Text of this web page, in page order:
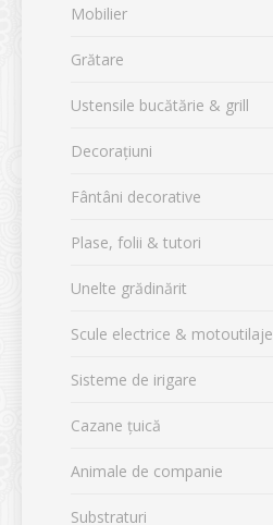
Mobilier
Grătare
Ustensile bucătărie & grill
Decorațiuni
Fântâni decorative
Plase, folii & tutori
Unelte grădinărit
Scule electrice & motoutilaje
Sisteme de irigare
Cazane țuică
Animale de companie
Substraturi